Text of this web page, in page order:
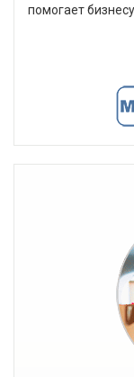
помогает бизнесу